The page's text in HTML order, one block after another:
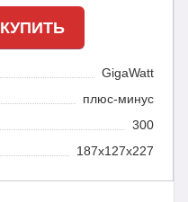
КУПИТЬ
GigaWatt
плюс-минус
300
187x127x227